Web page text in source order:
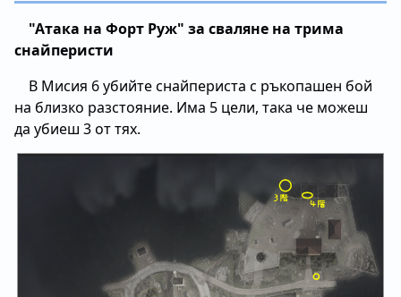
"Атака на Форт Руж" за сваляне на трима
снайперисти
В Мисия 6 убийте снайпериста с ръкопашен бой
на близко разстояние. Има 5 цели, така че можеш
да убиеш 3 от тях.